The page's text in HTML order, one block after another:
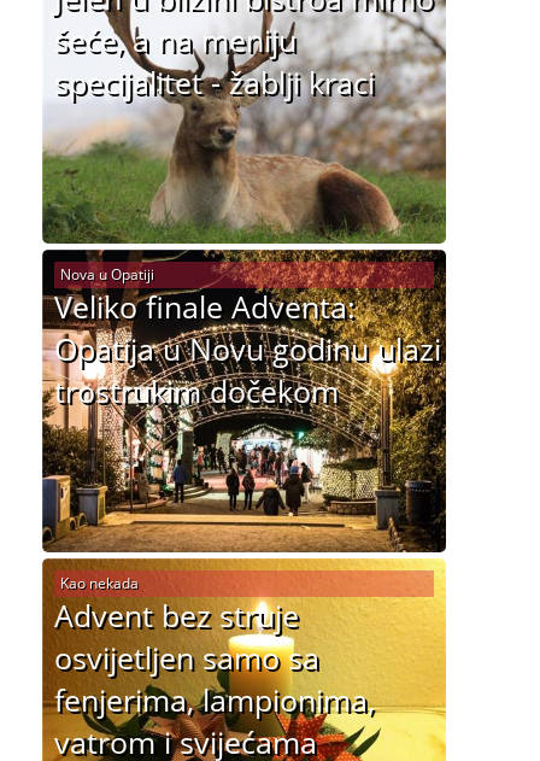
šeće, a na meniju
specijalitet - žablji kraci
Veliko finale Adventa:
Opatija u Novu godinu ulazi
trostrukim dočekom
Nova u Opatiji
Advent bez struje
osvijetljen samo sa
fenjerima, lampionima,
vatrom i svijećama
Kao nekada